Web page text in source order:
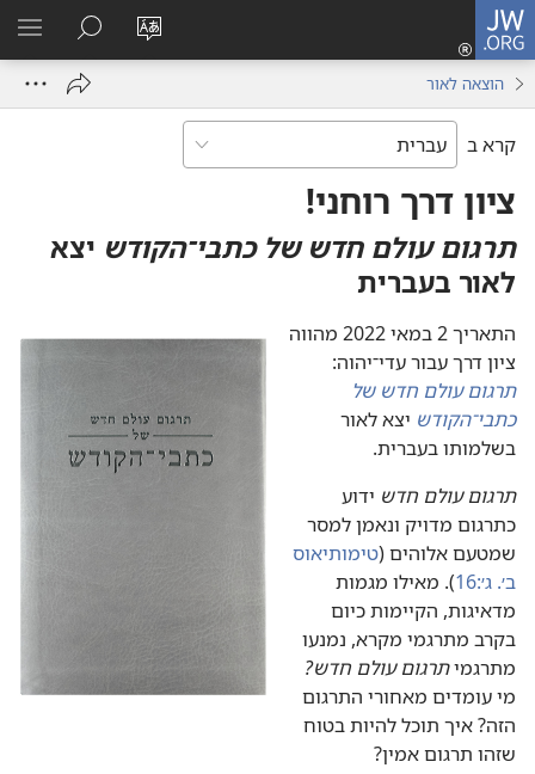
JW.ORG
שנה
כניסה
(פותח
חיפוש
הוצאה לאור
קרא ב
ציון דרך רוחני!‏
תרגום עולם חדש של כתבי־הקודש יצא
לאור בעברית
התאריך 2 במאי 2022 מהווה
ציון דרך עבור עדי־יהוה:‏
תרגום עולם חדש של
כתבי־הקודש יצא לאור
בשלמותו בעברית.‏
תרגום עולם חדש ידוע
כתרגום מדויק ונאמן למסר
שמטעם אלוהים (‏טימותיאוס
ב׳.‏ ג׳:‏16
‏)‏.‏ מאילו מגמות
מדאיגות,‏ הקיימות כיום
בקרב מתרגמי מקרא,‏ נמנעו
מתרגמיתרגום עולם חדש?‏
מי עומדים מאחורי התרגום
הזה?‏ איך תוכל להיות בטוח
שזהו תרגום אמין?‏